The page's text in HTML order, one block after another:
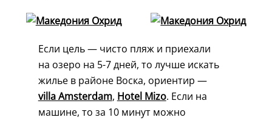
Если цель — чисто пляж и приехали
на озеро на 5-7 дней, то лучше искать
жилье в районе Воска, ориентир —
villa Amsterdam, Hotel Mizo. Если на
машине, то за 10 минут можно